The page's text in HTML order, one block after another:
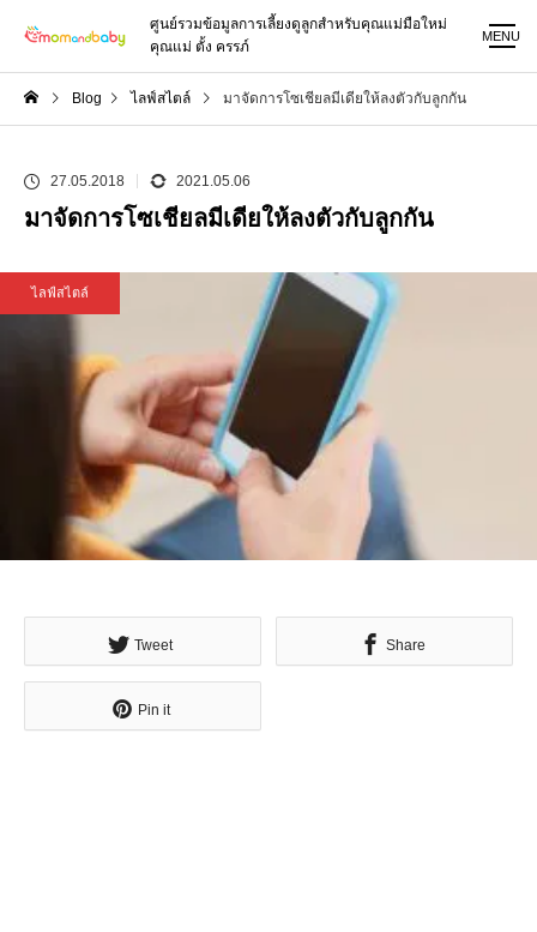
ศูนย์รวมข้อมูลการเลี้ยงดูลูกสำหรับคุณแม่มือใหม่
คุณแม่ ตั้ง ครรภ์
MENU
Blog ไลฟ์สไตล์ มาจัดการโซเชียลมีเดียให้ลงตัวกับลูกกัน
27.05.2018 2021.05.06
มาจัดการโซเชียลมีเดียให้ลงตัวกับลูกกัน
ไลฟ์สไตล์
Tweet Share
Pin it